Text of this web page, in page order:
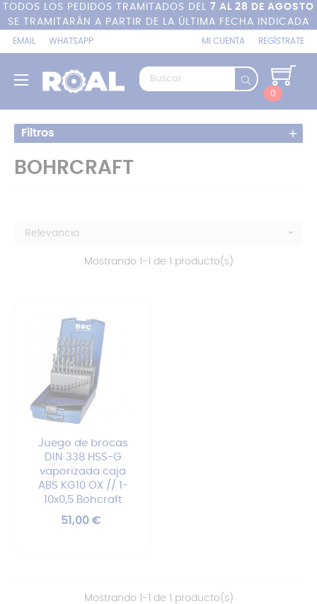
TODOS LOS PEDIDOS TRAMITADOS DEL 7 AL 28 DE AGOSTO
SE TRAMITARÁN A PARTIR DE LA ÚLTIMA FECHA INDICADA
EMAIL WHATSAPP MI CUENTA REGÍSTRATE
Navegación
palanca
☰
0
Filtros
BOHRCRAFT
Relevancia 
Mostrando 1-1 de 1 producto(s)
Juego de brocas
DIN 338 HSS-G
vaporizada caja
ABS KG10 OX // 1-
10x0,5 Bohcraft
Precio
51,00 €
Mostrando 1-1 de 1 producto(s)